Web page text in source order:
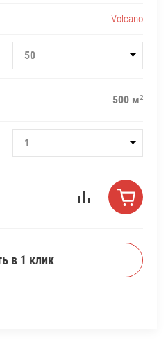
Volcano
50
500 м²
1
в 1 клик